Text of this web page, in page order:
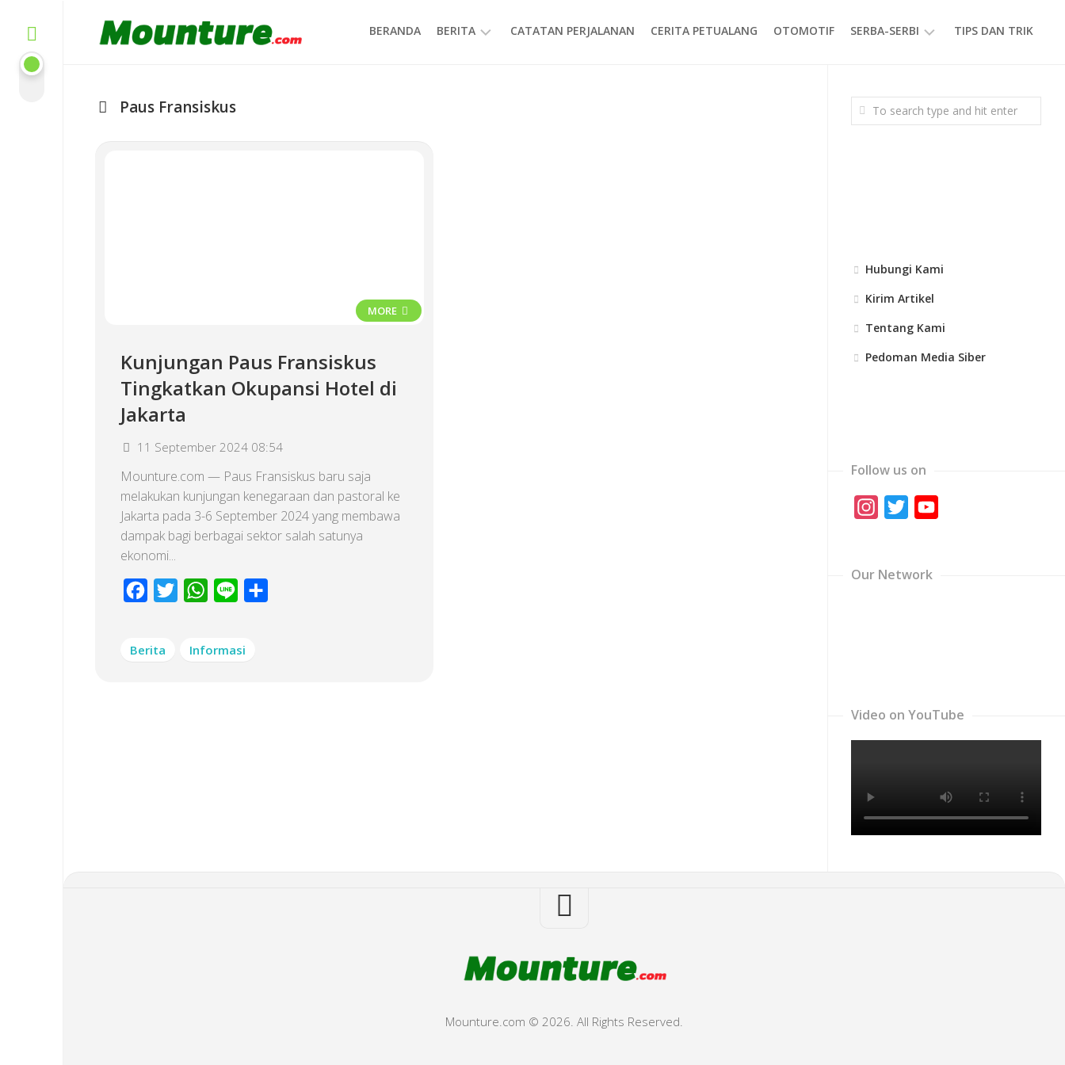
content
BERANDA BERITA CATATAN PERJALANAN CERITA PETUALANG OTOMOTIF SERBA-SERBI
GAYA
HIDUP
TIPS DAN TRIK
Paus Fransiskus
MORE
Kunjungan Paus Fransiskus
Tingkatkan Okupansi Hotel di
Jakarta
11 September 2024 08:54
Mounture.com — Paus Fransiskus baru saja
melakukan kunjungan kenegaraan dan pastoral ke
Jakarta pada 3-6 September 2024 yang membawa
dampak bagi berbagai sektor salah satunya
ekonomi...
Facebook
Twitter WhatsApp
Line
Berita Informasi
Hubungi Kami
Kirim Artikel
Tentang Kami
Pedoman Media Siber
Follow us on
Instagram
Twitter
Our Network
Video on YouTube
Mounture.com © 2026. All Rights Reserved.